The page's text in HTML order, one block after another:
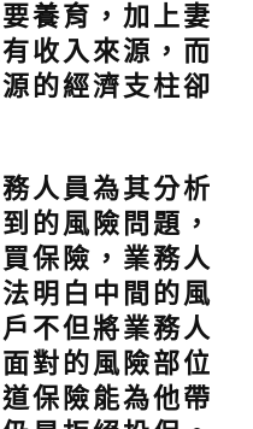
養育，加上妻
收入來源，而
的經濟支柱卻
人員為其分析
的風險問題，
保險，業務人
明白中間的風
不但將業務人
對的風險部位
保險能為他帶